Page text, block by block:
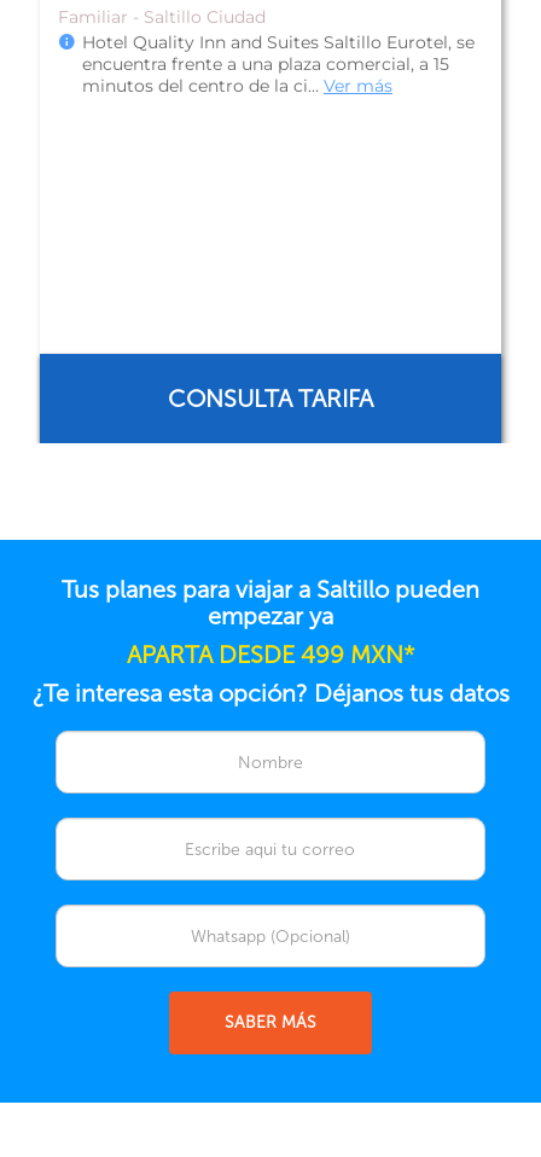
La Fuente Hotel & Suites, está localizado a 10
minutos del Centro Histórico, con fácil acceso
a muchos sitios de interés d...Ver más
CONSULTA TARIFA
Tus planes para viajar a Saltillo pueden
empezar ya
APARTA DESDE 499 MXN*
¿Te interesa esta opción? Déjanos tus datos
SABER MÁS